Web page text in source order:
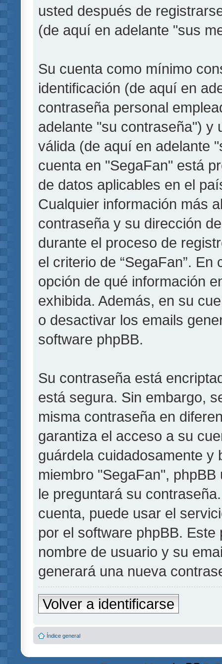
usted después de
(de aquí en adelante "sus
Su cuenta como mínimo
identificación (de aquí en
contraseña personal
adelante "su contraseña") y
válida (de aquí en adelante
cuenta en "SegaFan" está
de datos aplicables en el
Cualquier información más
contraseña y su dirección
durante el proceso de
el criterio de “SegaFan”.
opción de qué información
exhibida. Además, en su
o desactivar los emails
software phpBB.
Su contraseña está
está segura. Sin embargo,
misma contraseña en
garantiza el acceso a su
guárdela cuidadosamente y
miembro "SegaFan",
le preguntará su
cuenta, puede usar el
por el software phpBB.
nombre de usuario y su
generará una nueva
Volver a identificarse
Índice general